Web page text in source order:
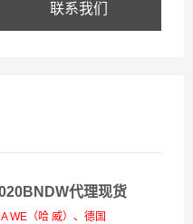
联系我们
代理现货
WE（哈 威）、德国